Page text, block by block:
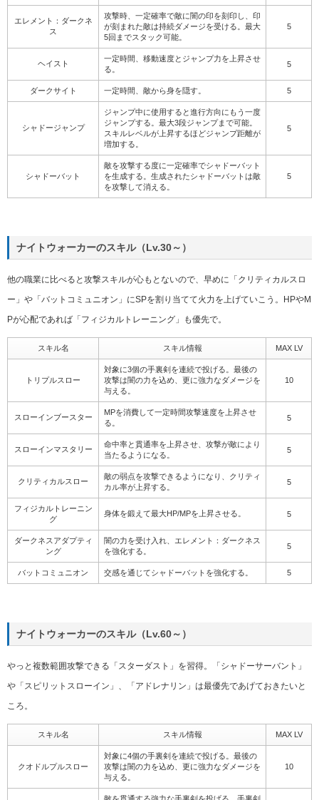
エレメント：ダークネ
ス
攻撃時、一定確率で敵に闇の印を刻印し、印
が刻まれた敵は持続ダメージを受ける。最大
5回までスタック可能。
5
ヘイスト
一定時間、移動速度とジャンプ力を上昇させ
る。
5
ダークサイト 一定時間、敵から身を隠す。 5
シャドージャンプ
ジャンプ中に使用すると進行方向にもう一度
ジャンプする。最大3段ジャンプまで可能。
スキルレベルが上昇するほどジャンプ距離が
増加する。
5
シャドーバット
敵を攻撃する度に一定確率でシャドーバット
を生成する。生成されたシャドーバットは敵
を攻撃して消える。
5
ナイトウォーカーのスキル（Lv.30～）
他の職業に比べると攻撃スキルが心もとないので、早めに「クリティカルスロ
ー」や「バットコミュニオン」にSPを割り当てて火力を上げていこう。HPやM
Pが心配であれば「フィジカルトレーニング」も優先で。
スキル名 スキル情報 MAX LV
トリプルスロー
対象に3個の手裏剣を連続で投げる。最後の
攻撃は闇の力を込め、更に強力なダメージを
与える。
10
スローインブースター
MPを消費して一定時間攻撃速度を上昇させ
る。
5
スローインマスタリー
命中率と貫通率を上昇させ、攻撃が敵により
当たるようになる。
5
クリティカルスロー
敵の弱点を攻撃できるようになり、クリティ
カル率が上昇する。
5
フィジカルトレーニン
グ
身体を鍛えて最大HP/MPを上昇させる。 5
ダークネスアダプティ
ング
闇の力を受け入れ、エレメント：ダークネス
を強化する。
5
バットコミュニオン 交感を通じてシャドーバットを強化する。 5
ナイトウォーカーのスキル（Lv.60～）
やっと複数範囲攻撃できる「スターダスト」を習得。「シャドーサーバント」
や「スピリットスローイン」、「アドレナリン」は最優先であげておきたいと
ころ。
スキル名 スキル情報 MAX LV
クオドルプルスロー
対象に4個の手裏剣を連続で投げる。最後の
攻撃は闇の力を込め、更に強力なダメージを
与える。
10
敵を貫通する強力な手裏剣を投げる。手裏剣